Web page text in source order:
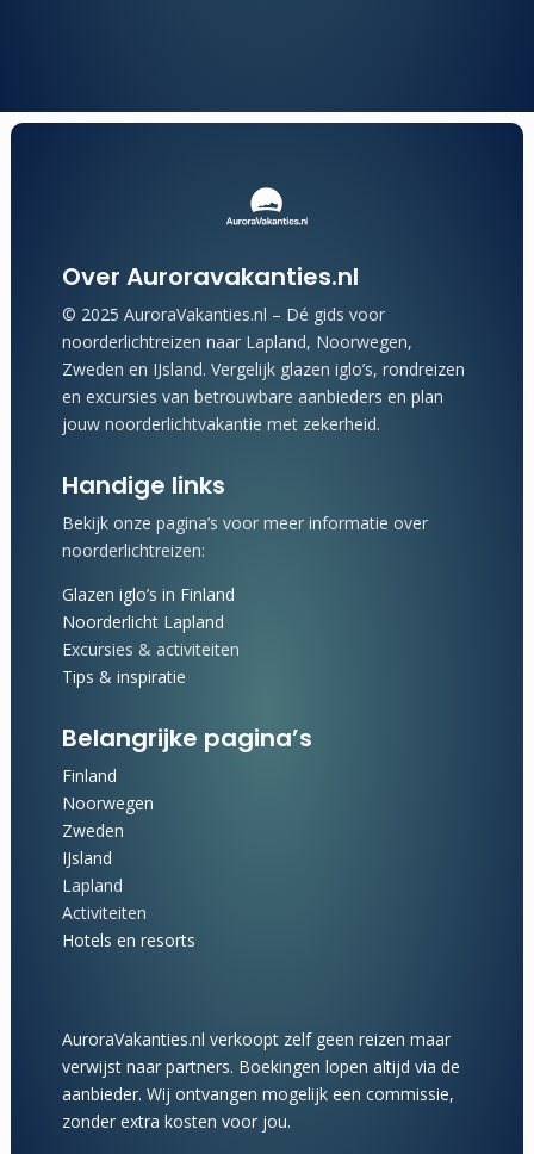
Over Auroravakanties.nl
© 2025 AuroraVakanties.nl – Dé gids voor
noorderlichtreizen naar Lapland, Noorwegen,
Zweden en IJsland. Vergelijk glazen iglo’s, rondreizen
en excursies van betrouwbare aanbieders en plan
jouw noorderlichtvakantie met zekerheid.
Handige links
Bekijk onze pagina’s voor meer informatie over
noorderlichtreizen:
Glazen iglo’s in Finland
Noorderlicht Lapland
Excursies & activiteiten
Tips & inspiratie
Belangrijke pagina’s
Finland
Noorwegen
Zweden
IJsland
Lapland
Activiteiten
Hotels en resorts
AuroraVakanties.nl verkoopt zelf geen reizen maar
verwijst naar partners. Boekingen lopen altijd via de
aanbieder. Wij ontvangen mogelijk een commissie,
zonder extra kosten voor jou.